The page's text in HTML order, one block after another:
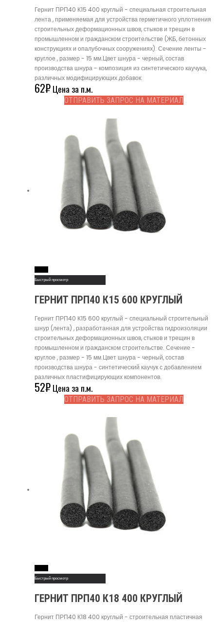
Гернит ПРП40 К15 400 круглый - специальная строительная
лента , применяемая для устройства герметичного уплотнения
строительных деформационных швов, стыков и трещин в
промышленном и гражданском строительстве (ЖБ, бетонных
конструкциях и опалубочных сооружениях). Сечение ленты -
круглое , размер - 15 мм.Цвет шнура - черный, состав
производства шнура - композиция из синтетического каучука,
различных модифицирующих добавок.
62₽Цена за п.м.
ОТПРАВИТЬ ЗАПРОС НА МАТЕРИАЛ
Быстрый просмотр
ГЕРНИТ ПРП40 К15 600 КРУГЛЫЙ
Гернит ПРП40 К15 600 круглый - специальный строительный
шнур (лента) , разработанная для устройства гидроизоляции
строительных деформационных швов, стыков и трещин в
промышленном и гражданском строительстве. Сечение -
круглое , размер - 15 мм.Цвет шнура - черный, состав
производства шнура - синтетический каучук с добавлением
различных пластифицирующих компонентов.
52₽Цена за п.м.
ОТПРАВИТЬ ЗАПРОС НА МАТЕРИАЛ
Быстрый просмотр
ГЕРНИТ ПРП40 К18 400 КРУГЛЫЙ
Гернит ПРП40 К18 400 круглый - строительная пластичная